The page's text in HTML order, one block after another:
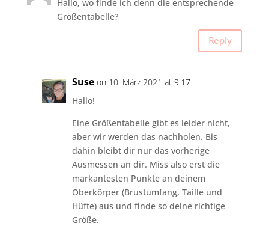
Hallo, wo finde ich denn die entsprechende
Größentabelle?
Reply
Suse on 10. März 2021 at 9:17
Hallo!
Eine Größentabelle gibt es leider nicht,
aber wir werden das nachholen. Bis
dahin bleibt dir nur das vorherige
Ausmessen an dir. Miss also erst die
markantesten Punkte an deinem
Oberkörper (Brustumfang, Taille und
Hüfte) aus und finde so deine richtige
Größe.